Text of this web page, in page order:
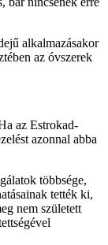
alkalmazásakor
az óvszerek
az Estrokad-
azonnal abba
többsége,
tették ki,
nem született